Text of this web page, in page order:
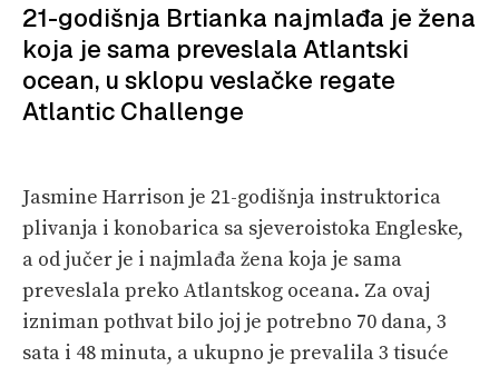
VELIKE PRIČE
PRETPLATA
SHOP
21-godišnja Brtianka najmlađa je žena
koja je sama preveslala Atlantski
ocean, u sklopu veslačke regate
Atlantic Challenge
Jasmine Harrison je 21-godišnja instruktorica
plivanja i konobarica sa sjeveroistoka Engleske,
a od jučer je i najmlađa žena koja je sama
preveslala preko Atlantskog oceana. Za ovaj
izniman pothvat bilo joj je potrebno 70 dana, 3
sata i 48 minuta, a ukupno je prevalila 3 tisuće